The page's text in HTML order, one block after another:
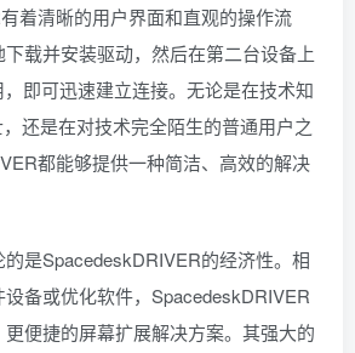
着清晰的用户界面和直观的操作流
载并安装驱动，然后在第二台设备上
即可迅速建立连接。无论是在技术知
还是在对技术完全陌生的普通用户之
都能够提供一种简洁、高效的解决
是SpacedeskDRIVER的经济性。相
备或优化软件，SpacedeskDRIVER
便捷的屏幕扩展解决方案。其强大的